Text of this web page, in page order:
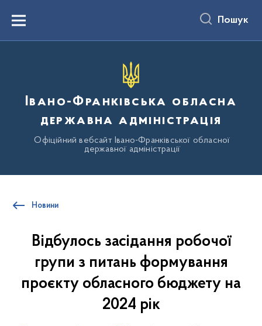
вмістуMenu Пошук
Івано-Франківська обласна
державна адміністрація
Офіційний вебсайт Івано-Франківської обласної
державної адміністрації
Новини
Відбулось засідання робочої
групи з питань формування
проєкту обласного бюджету на
2024 рік